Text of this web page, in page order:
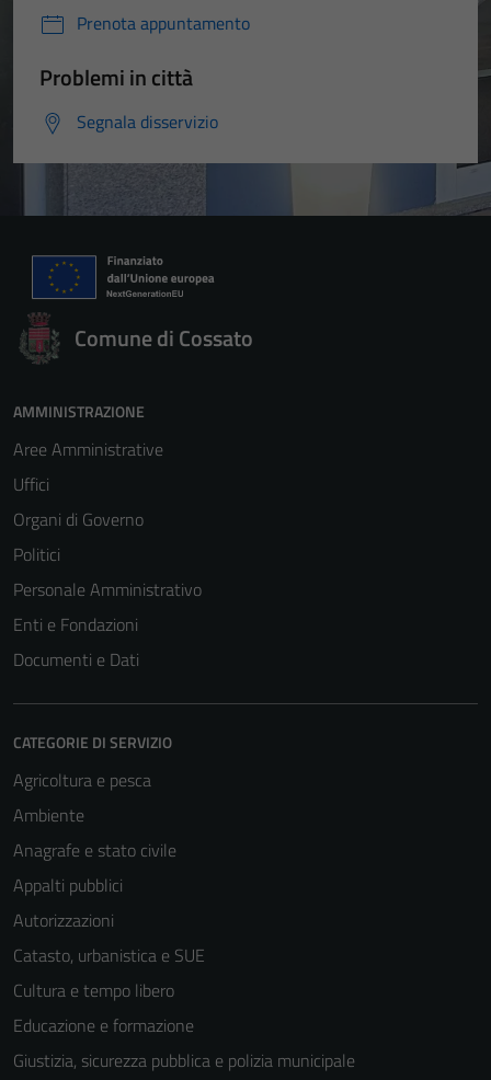
Prenota appuntamento
Problemi in città
Segnala disservizio
Comune di Cossato
AMMINISTRAZIONE
Aree Amministrative
Uffici
Organi di Governo
Politici
Personale Amministrativo
Enti e Fondazioni
Documenti e Dati
CATEGORIE DI SERVIZIO
Agricoltura e pesca
Ambiente
Anagrafe e stato civile
Appalti pubblici
Autorizzazioni
Catasto, urbanistica e SUE
Cultura e tempo libero
Educazione e formazione
Giustizia, sicurezza pubblica e polizia municipale